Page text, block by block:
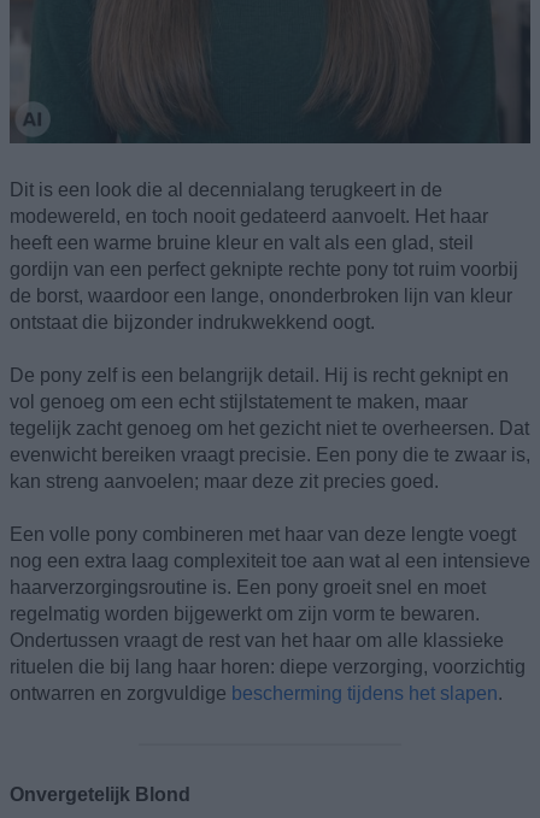
Dit is een look die al decennialang terugkeert in de
modewereld, en toch nooit gedateerd aanvoelt. Het haar
heeft een warme bruine kleur en valt als een glad, steil
gordijn van een perfect geknipte rechte pony tot ruim voorbij
de borst, waardoor een lange, ononderbroken lijn van kleur
ontstaat die bijzonder indrukwekkend oogt.
De pony zelf is een belangrijk detail. Hij is recht geknipt en
vol genoeg om een echt stijlstatement te maken, maar
tegelijk zacht genoeg om het gezicht niet te overheersen. Dat
evenwicht bereiken vraagt precisie. Een pony die te zwaar is,
kan streng aanvoelen; maar deze zit precies goed.
Een volle pony combineren met haar van deze lengte voegt
nog een extra laag complexiteit toe aan wat al een intensieve
haarverzorgingsroutine is. Een pony groeit snel en moet
regelmatig worden bijgewerkt om zijn vorm te bewaren.
Ondertussen vraagt de rest van het haar om alle klassieke
rituelen die bij lang haar horen: diepe verzorging, voorzichtig
ontwarren en zorgvuldige bescherming tijdens het slapen.
Onvergetelijk Blond